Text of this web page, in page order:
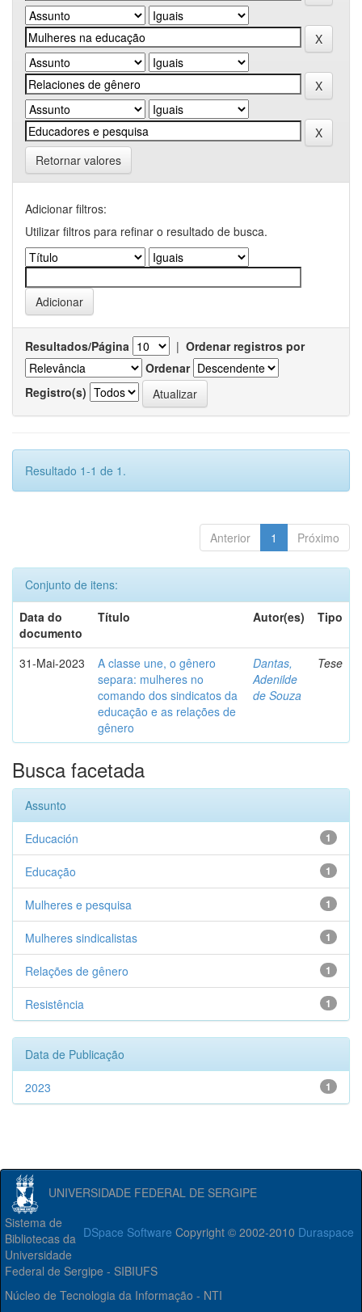
Retornar valores
Adicionar filtros:
Utilizar filtros para refinar o resultado de busca.
Resultados/Página | Ordenar registros por
Ordenar
Registro(s)
Resultado 1-1 de 1.
Anterior 1 Próximo
Conjunto de itens:
Data do
documento
Título Autor(es) Tipo
31-Mai-2023
A classe une, o gênero
separa: mulheres no
comando dos sindicatos da
educação e as relações de
gênero
Dantas,
Adenilde
de Souza
Tese
Busca facetada
Assunto
1
Educación
1
Educação
1
Mulheres e pesquisa
1
Mulheres sindicalistas
1
Relações de gênero
1
Resistência
Data de Publicação
1
2023
UNIVERSIDADE FEDERAL DE SERGIPE
DSpace Software Copyright © 2002-2010 Duraspace
Sistema de
Bibliotecas da
Universidade
Federal de Sergipe - SIBIUFS
Núcleo de Tecnologia da Informação - NTI